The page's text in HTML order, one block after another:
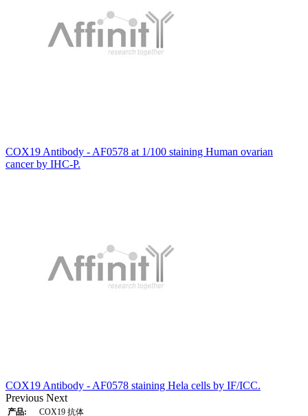
COX19 Antibody - AF0578 at 1/100 staining Human ovarian
cancer by IHC-P.
COX19 Antibody - AF0578 staining Hela cells by IF/ICC.
Previous Next
产品:
COX19 抗体